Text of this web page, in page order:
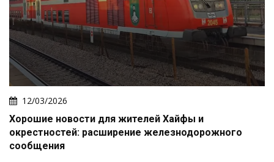
12/03/2026
Хорошие новости для жителей Хайфы и
окрестностей: расширение железнодорожного
сообщения